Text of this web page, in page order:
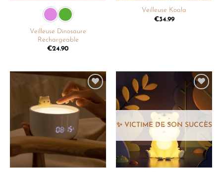
Veilleuse Dinosaure
Rechargeable
€24.90
Veilleuse Koala
€34.99
Ajouter
à la
liste de
souhaits
Ajouter
à la
liste de